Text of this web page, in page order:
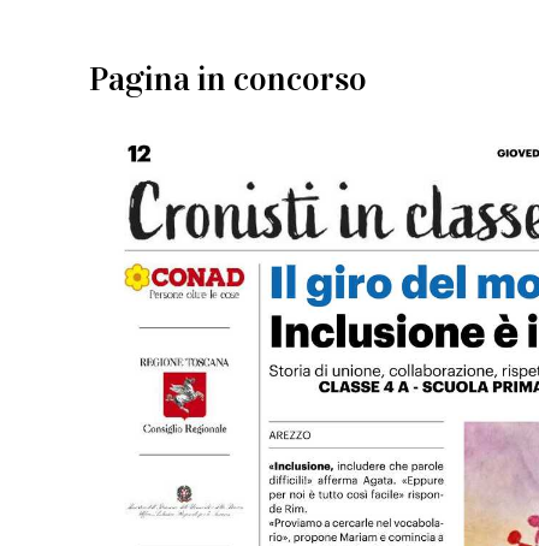
Pagina in concorso